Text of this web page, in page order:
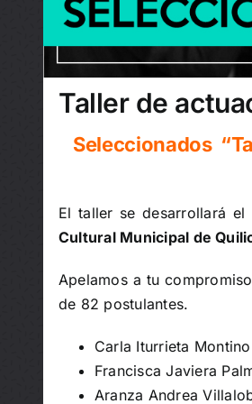
Taller de
Seleccionados
El taller se desarrollará el
Cultural Municipal de
Apelamos a tu
de 82 postulantes.
Carla Iturrieta Montino
Francisca Javiera
Aranza Andrea